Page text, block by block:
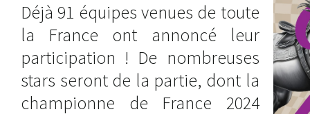
Déjà 91 équipes venues de toute
la France ont annoncé leur
participation ! De nombreuses
stars seront de la partie, dont la
championne de France 2024